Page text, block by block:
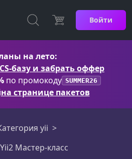
Войти
на лето:
базу и забрать оффер
по промокоду SUMMER26
на странице пакетов
yii
Мастер-класс